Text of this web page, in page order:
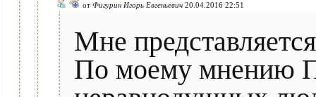
от Фигурин Игорь Евгеньевич 20.04.2016 22:51
Мне
По моему мнению